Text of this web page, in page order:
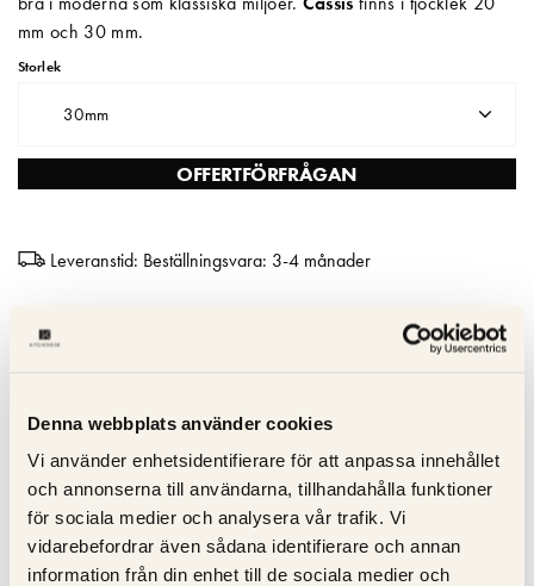
Denna webbplats använder cookies
Vi använder enhetsidentifierare för att anpassa innehållet
och annonserna till användarna, tillhandahålla funktioner
för sociala medier och analysera vår trafik. Vi
vidarebefordrar även sådana identifierare och annan
information från din enhet till de sociala medier och
Matberedare & Mixer
mm och 30 mm.
Storlek
30mm
OFFERTFÖRFRÅGAN
Leveranstid: Beställningsvara: 3-4 månader
Snabb & trygg leverans – Skräddarsydda kompositskivor
levereras inom 2–3 veckor
rengöra
Fläckbeständighet – Absorberar inte vätskor - idealisk för
hektiska kök
Hanterar måttlig värme – använd alltid underlägg för att
undvika skador
Full service – Kitchens.se sköter mätning; leverans och